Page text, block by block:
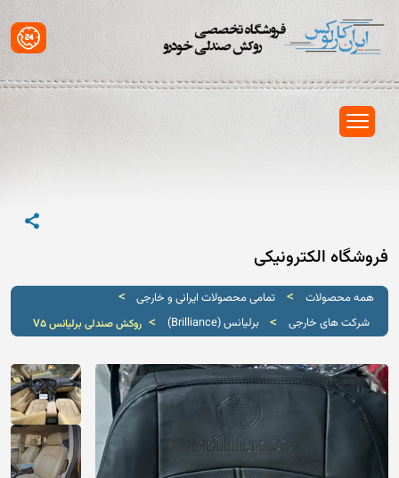
فروشگاه الکترونیکی
همه محصولات > تمامی محصولات ایرانی و خارجی >
شرکت های خارجی > برلیانس (Brilliance) >روکش صندلی برلیانس V5